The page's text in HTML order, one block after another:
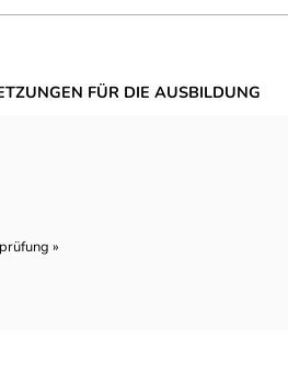
FÜR DIE AUSBILDUNG
»